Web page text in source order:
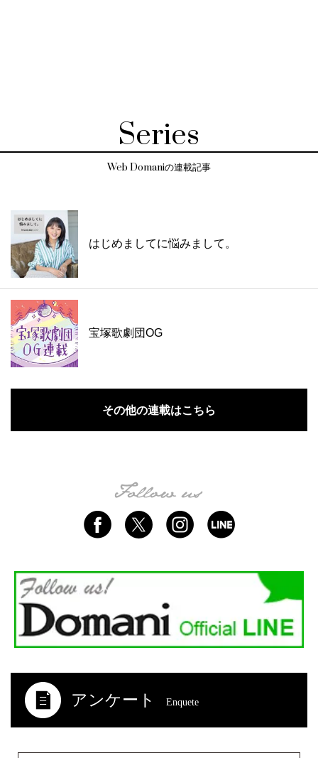
Series
Web Domaniの連載記事
はじめましてに悩みまして。
宝塚歌劇団OG
その他の連載はこちら
アンケート Enquete